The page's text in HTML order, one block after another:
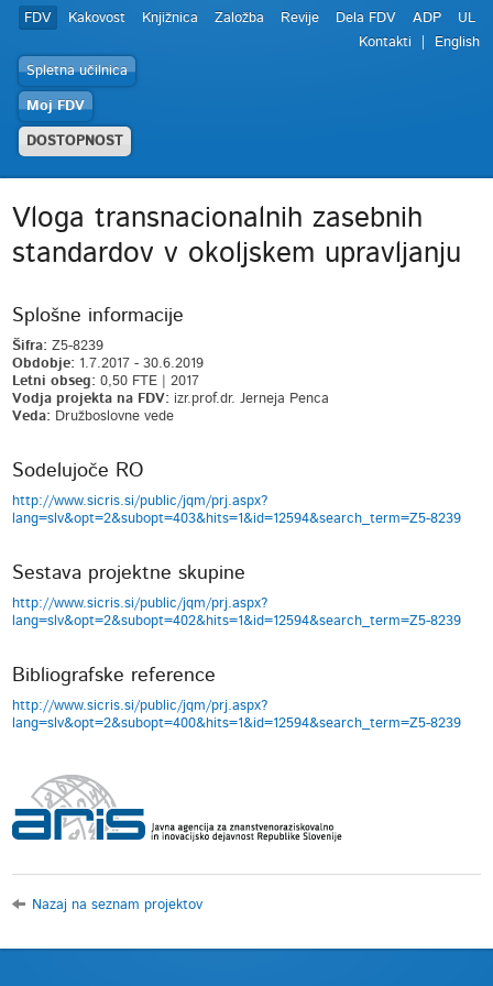
FDV Kakovost Knjižnica Založba Revije Dela FDV ADP
UL
Kontakti
English
Spletna učilnica
Moj FDV
DOSTOPNOST
Vloga transnacionalnih zasebnih
standardov v okoljskem upravljanju
Splošne informacije
Šifra: Z5-8239
Obdobje: 1.7.2017 - 30.6.2019
Letni obseg: 0,50 FTE | 2017
Vodja projekta na FDV: izr.prof.dr. Jerneja Penca
Veda: Družboslovne vede
Sodelujoče RO
http://www.sicris.si/public/jqm/prj.aspx?
lang=slv&opt=2&subopt=403&hits=1&id=12594&search_term=Z5-8239
Sestava projektne skupine
http://www.sicris.si/public/jqm/prj.aspx?
lang=slv&opt=2&subopt=402&hits=1&id=12594&search_term=Z5-8239
Bibliografske reference
http://www.sicris.si/public/jqm/prj.aspx?
lang=slv&opt=2&subopt=400&hits=1&id=12594&search_term=Z5-8239
Nazaj na seznam projektov